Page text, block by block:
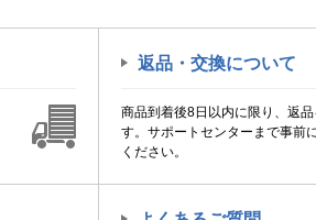
返品・交換について
商品到着後8日以内に限り、返品
す。サポートセンターまで事前
ください。